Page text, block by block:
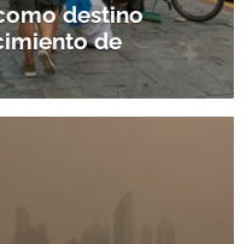
destino
de